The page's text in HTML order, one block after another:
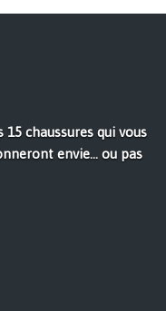
15 chaussures qui vous
envie… ou pas